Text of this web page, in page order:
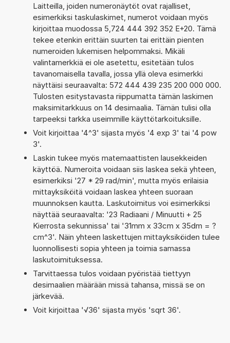
Laitteilla, joiden numeronäytöt ovat rajalliset,
esimerkiksi taskulaskimet, numerot voidaan myös
kirjoittaa muodossa 5,724 444 392 352 E+20. Tämä
tekee etenkin erittäin suurten tai erittäin pienten
numeroiden lukemisen helpommaksi. Mikäli
valintamerkkiä ei ole asetettu, esitetään tulos
tavanomaisella tavalla, jossa yllä oleva esimerkki
näyttäisi seuraavalta: 572 444 439 235 200 000 000.
Tulosten esitystavasta riippumatta tämän laskimen
maksimitarkkuus on 14 desimaalia. Tämän tulisi olla
tarpeeksi tarkka useimmille käyttötarkoituksille.
Voit kirjoittaa '4^3' sijasta myös '4 exp 3' tai '4 pow
3'.
Laskin tukee myös matemaattisten lausekkeiden
käyttöä. Numeroita voidaan siis laskea sekä yhteen,
esimerkiksi '27 * 29 rad/min', mutta myös erilaisia
mittayksiköitä voidaan laskea yhteen suoraan
muunnoksen kautta. Laskutoimitus voi esimerkiksi
näyttää seuraavalta: '23 Radiaani / Minuutti + 25
Kierrosta sekunnissa' tai '31mm x 33cm x 35dm = ?
cm^3'. Näin yhteen laskettujen mittayksiköiden tulee
luonnollisesti sopia yhteen ja toimia samassa
laskutoimituksessa.
Tarvittaessa tulos voidaan pyöristää tiettyyn
desimaalien määrään missä tahansa, missä se on
järkevää.
Voit kirjoittaa '√36' sijasta myös 'sqrt 36'.